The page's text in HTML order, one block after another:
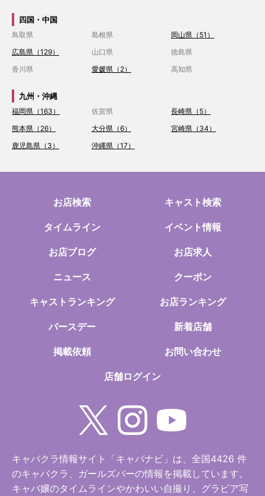
四国・中国
鳥取県 島根県
岡山県（51）
広島県（129）
山口県
徳島県
香川県
愛媛県（2） 高知県
九州・沖縄
福岡県（163） 佐賀県
長崎県（5）
熊本県（26）
大分県（6）
宮崎県（34）
鹿児島県（3）
沖縄県（17）
お店検索 キャスト検索
タイムライン イベント情報
お店ブログ お店求人
ニュース クーポン
キャストランキング お店ランキング
バースデー 新着店舗
掲載依頼 お問い合わせ
店舗ログイン
キャバクラ情報サイト「キャバナビ」は、全国4426 件
のキャバクラ、ガールズバーの情報を掲載しています。
キャバ嬢のタイムラインやかわいい自撮り、グラビア写